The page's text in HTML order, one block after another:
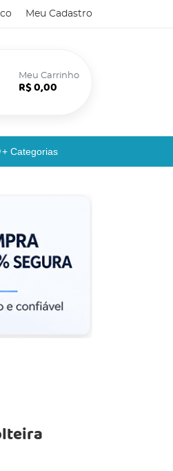
Meu Cadastro
Meu Carrinho
R$ 0,00
+ Categorias